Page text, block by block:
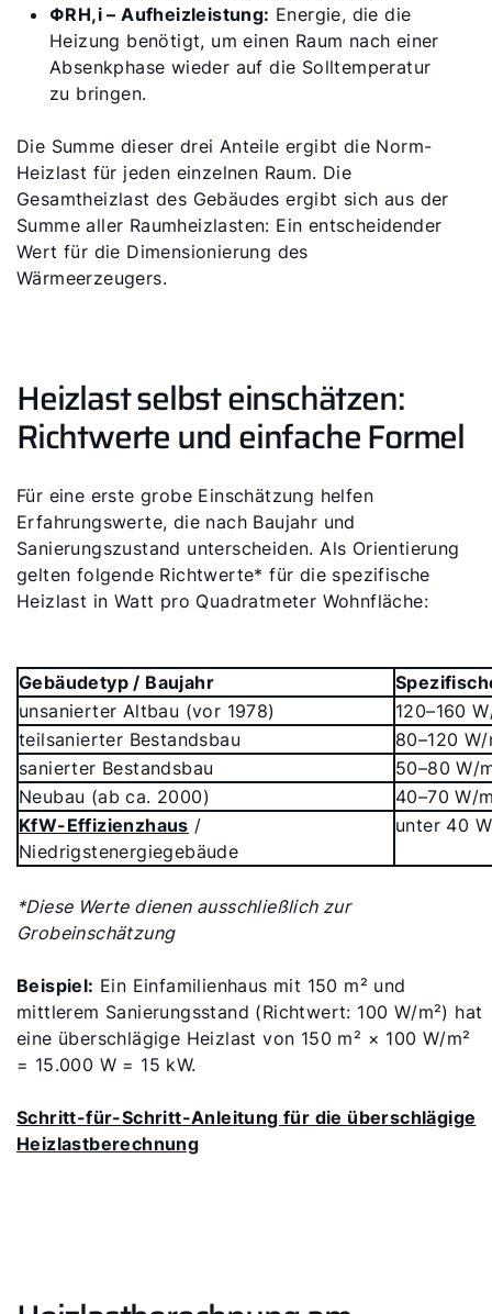
ΦRH,i – Aufheizleistung: Energie, die die
Heizung benötigt, um einen Raum nach einer
Absenkphase wieder auf die Solltemperatur
zu bringen.
Die Summe dieser drei Anteile ergibt die Norm-
Heizlast für jeden einzelnen Raum. Die
Gesamtheizlast des Gebäudes ergibt sich aus der
Summe aller Raumheizlasten: Ein entscheidender
Wert für die Dimensionierung des
Wärmeerzeugers.
Heizlast selbst einschätzen:
Richtwerte und einfache Formel
Für eine erste grobe Einschätzung helfen
Erfahrungswerte, die nach Baujahr und
Sanierungszustand unterscheiden. Als Orientierung
gelten folgende Richtwerte* für die spezifische
Heizlast in Watt pro Quadratmeter Wohnfläche:
Gebäudetyp / Baujahr
unsanierter Altbau (vor 1978)
120–160
teilsanierter Bestandsbau
80–120 W/
sanierter Bestandsbau
50–80 W/
Neubau (ab ca. 2000)
40–70 W/
KfW-Effizienzhaus /
Niedrigstenergiegebäude
unter 40
*Diese Werte dienen ausschließlich zur
Grobeinschätzung
Beispiel: Ein Einfamilienhaus mit 150 m² und
mittlerem Sanierungsstand (Richtwert: 100 W/m²) hat
eine überschlägige Heizlast von 150 m² × 100 W/m²
= 15.000 W = 15 kW.
Schritt-für-Schritt-Anleitung für die überschlägige
Heizlastberechnung